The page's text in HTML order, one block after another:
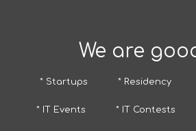
We are
* Startups * Residency
* IT Events * IT Contests